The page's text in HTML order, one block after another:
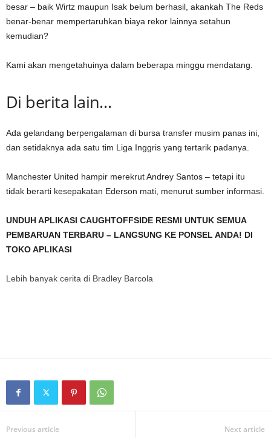
besar – baik Wirtz maupun Isak belum berhasil, akankah The Reds
benar-benar mempertaruhkan biaya rekor lainnya setahun
kemudian?
Kami akan mengetahuinya dalam beberapa minggu mendatang.
Di berita lain…
Ada gelandang berpengalaman di bursa transfer musim panas ini,
dan setidaknya ada satu tim Liga Inggris yang tertarik padanya.
Manchester United hampir merekrut Andrey Santos – tetapi itu
tidak berarti kesepakatan Ederson mati, menurut sumber informasi.
UNDUH APLIKASI CAUGHTOFFSIDE RESMI UNTUK SEMUA
PEMBARUAN TERBARU – LANGSUNG KE PONSEL ANDA! DI
TOKO APLIKASI
Lebih banyak cerita di Bradley Barcola
Previous article Next article